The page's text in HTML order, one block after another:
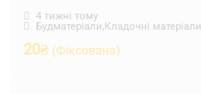
4 тижні тому
Будматеріали,Кладочні матеріали
20₴ (Фіксована)